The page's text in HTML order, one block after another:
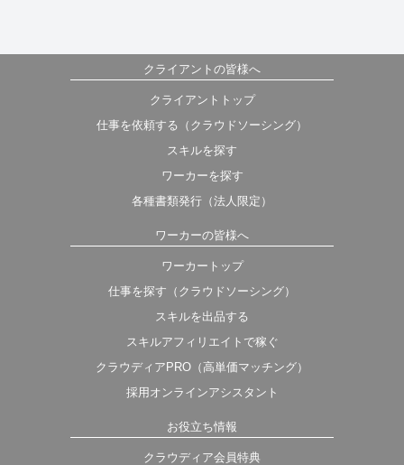
クライアントの皆様へ
クライアントトップ
仕事を依頼する（クラウドソーシング）
スキルを探す
ワーカーを探す
各種書類発行（法人限定）
ワーカーの皆様へ
ワーカートップ
仕事を探す（クラウドソーシング）
スキルを出品する
スキルアフィリエイトで稼ぐ
クラウディアPRO（高単価マッチング）
採用オンラインアシスタント
お役立ち情報
クラウディア会員特典